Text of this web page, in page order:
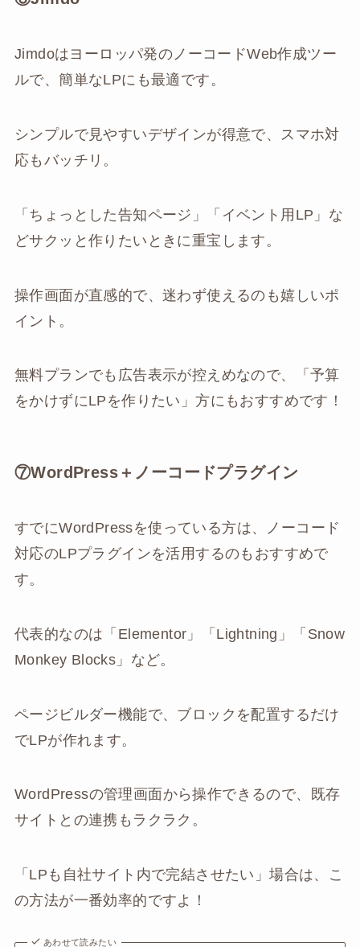
Jimdoはヨーロッパ発のノーコードWeb作成ツー
ルで、簡単なLPにも最適です。
シンプルで見やすいデザインが得意で、スマホ対
応もバッチリ。
「ちょっとした告知ページ」「イベント用LP」な
どサクッと作りたいときに重宝します。
操作画面が直感的で、迷わず使えるのも嬉しいポ
イント。
無料プランでも広告表示が控えめなので、「予算
をかけずにLPを作りたい」方にもおすすめです！
⑦WordPress＋ノーコードプラグイン
すでにWordPressを使っている方は、ノーコード
対応のLPプラグインを活用するのもおすすめで
す。
代表的なのは「Elementor」「Lightning」「Snow
Monkey Blocks」など。
ページビルダー機能で、ブロックを配置するだけ
でLPが作れます。
WordPressの管理画面から操作できるので、既存
サイトとの連携もラクラク。
「LPも自社サイト内で完結させたい」場合は、こ
の方法が一番効率的ですよ！
あわせて読みたい